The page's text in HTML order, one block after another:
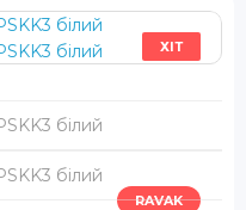
ХІТ
RAVAK